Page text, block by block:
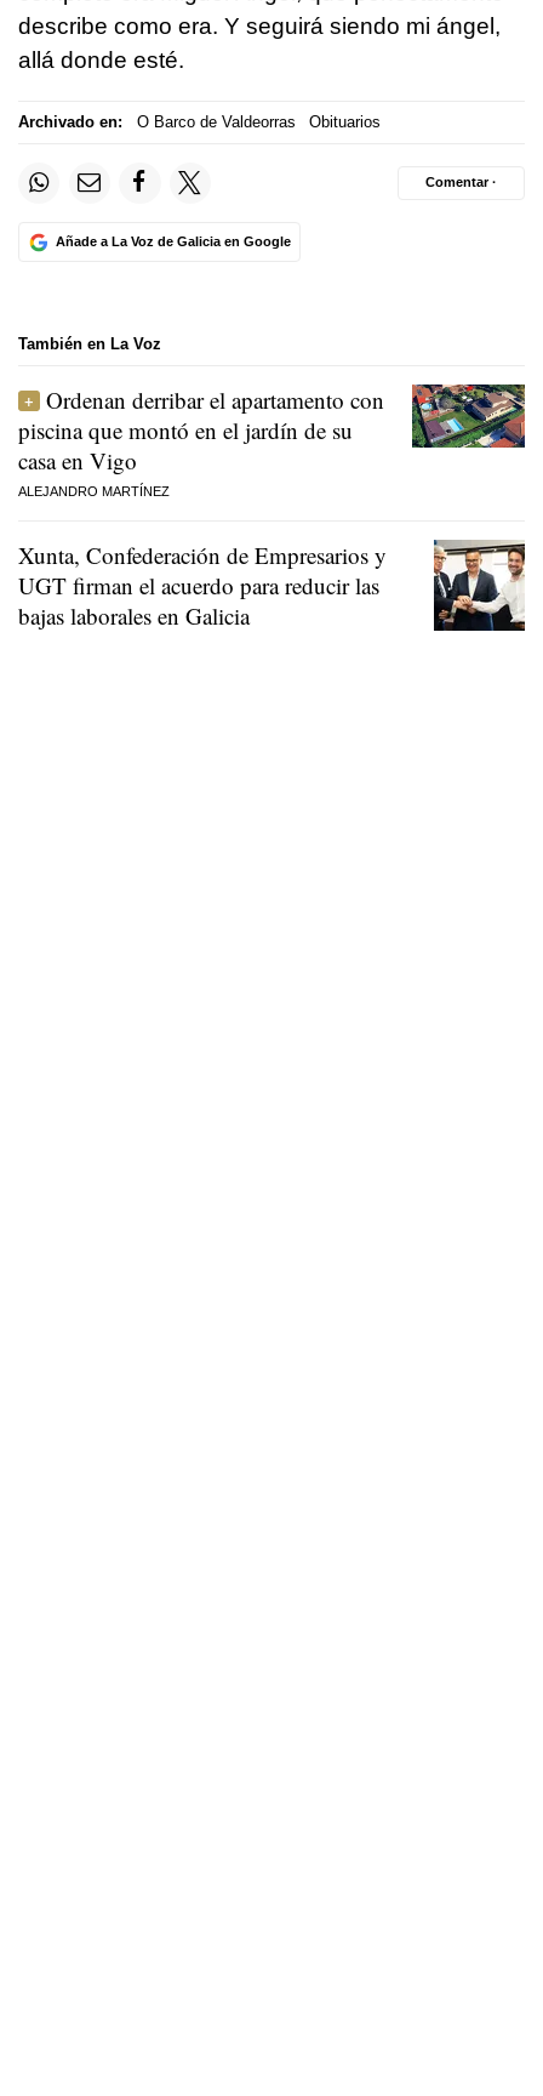
describe como era. Y seguirá siendo mi ángel,
allá donde esté.
Archivado en: O Barco de Valdeorras Obituarios
Añade a La Voz de Galicia en Google
Comentar ·
También en La Voz
Ordenan derribar el apartamento con
piscina que montó en el jardín de su
casa en Vigo
ALEJANDRO MARTÍNEZ
Xunta, Confederación de Empresarios y
UGT firman el acuerdo para reducir las
bajas laborales en Galicia